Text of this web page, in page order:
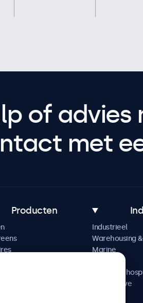
of advies
met
Producten
Industrieel
Warehousing
Marine
Horeca &
Automotive